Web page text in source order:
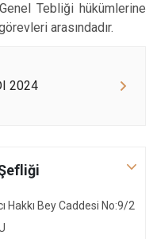
Tebliği hükümlerine
arasındadır.
2024
Hakkı Bey Caddesi No:9/2